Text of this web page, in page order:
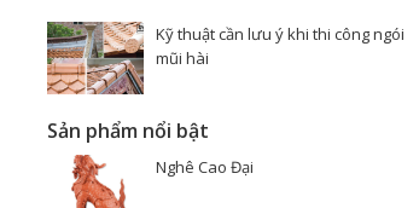
Kỹ thuật cần lưu ý khi thi công ngói
mũi hài
Sản phẩm nổi bật
Nghê Cao Đại